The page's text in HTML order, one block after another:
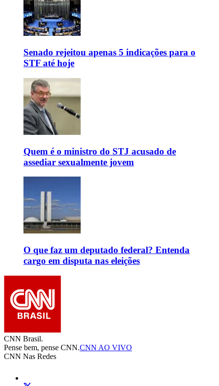
Senado rejeitou apenas 5 indicações para o
STF até hoje
Quem é o ministro do STJ acusado de
assediar sexualmente jovem
O que faz um deputado federal? Entenda
cargo em disputa nas eleições
CNN Brasil.
Pense bem, pense CNN.CNN AO VIVO
CNN Nas Redes